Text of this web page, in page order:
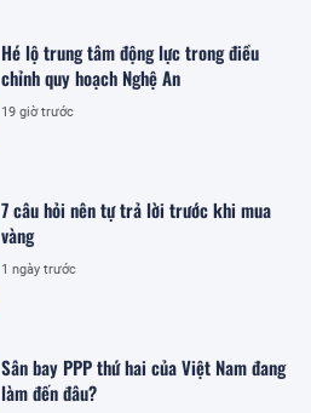
Hé lộ trung tâm động lực trong điều
chỉnh quy hoạch Nghệ An
19 giờ trước
7 câu hỏi nên tự trả lời trước khi mua
vàng
1 ngày trước
Sân bay PPP thứ hai của Việt Nam đang
làm đến đâu?